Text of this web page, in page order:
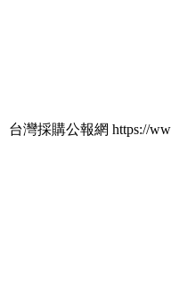
台灣採購公報網 https://